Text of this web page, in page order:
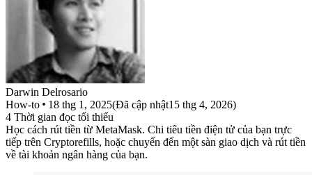
Darwin Delrosario
How-to
18 thg 1, 2025(Đã cập nhật15 thg 4, 2026)
4 Thời gian đọc tối thiểu
Học cách rút tiền từ MetaMask. Chi tiêu tiền điện tử của bạn trực
tiếp trên Cryptorefills, hoặc chuyển đến một sàn giao dịch và rút tiền
về tài khoản ngân hàng của bạn.